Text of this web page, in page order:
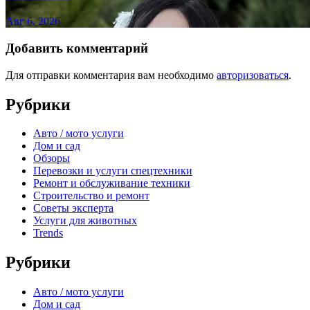
Авг 6, 2026
Добавить комментарий
Для отправки комментария вам необходимо авторизоваться.
Рубрики
Авто / мото услуги
Дом и сад
Обзоры
Перевозки и услуги спецтехники
Ремонт и обслуживание техники
Строительство и ремонт
Советы эксперта
Услуги для животных
Trends
Рубрики
Авто / мото услуги
Дом и сад